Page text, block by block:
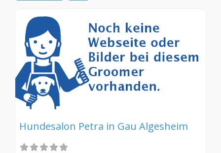
Hundesalon Petra in Gau Algesheim